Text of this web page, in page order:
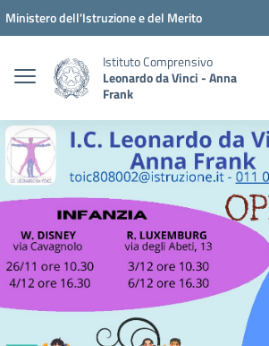
Vai ai contenuti
Vai al menu di navigazione
Vai al footer
Ministero dell'Istruzione e del Merito
Istituto Comprensivo
Leonardo da Vinci - Anna
Frank